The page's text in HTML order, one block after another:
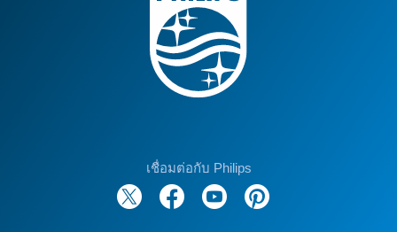
เชื่อมต่อกับ Philips